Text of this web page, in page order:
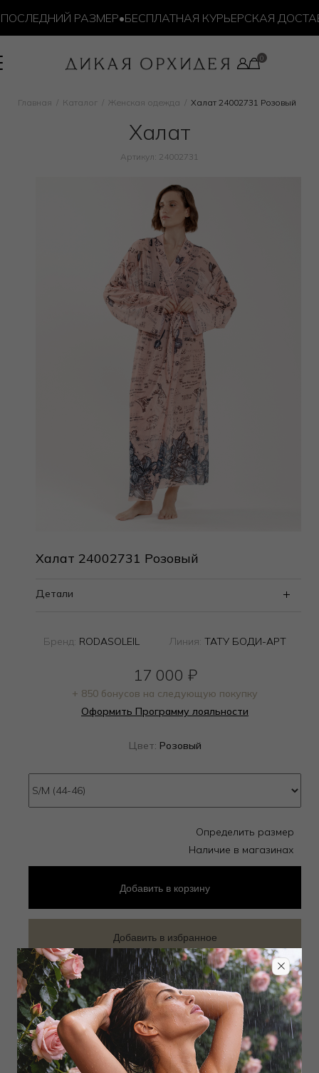
РАЗМЕР•БЕСПЛАТНАЯ КУРЬЕРСКАЯ
Главная Каталог Женская одежда Халат 24002731 Розовый
Дополнить образ
Халат
Артикул: 24002731
Халат 24002731 Розовый
Детали
Бренд: RODASOLEIL Линия:ТАТУ БОДИ-АРТ
17 000 ₽
+ 850 бонусов на следующую покупку
Оформить Программу лояльности
Цвет: Розовый
Определить размер
Наличие в магазинах
Добавить в корзину
Добавить в избранное
Забронировать в магазине